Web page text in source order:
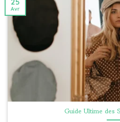
FAQ – Blog Les Petites
📏 C'est quoi un
👗 Comment
bohème ?
Guide Ultime des
Avr